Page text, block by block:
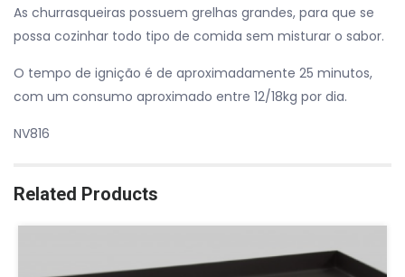
As churrasqueiras possuem grelhas grandes, para que se
possa cozinhar todo tipo de comida sem misturar o sabor.
O tempo de ignição é de aproximadamente 25 minutos,
com um consumo aproximado entre 12/18kg por dia.
NV816
Related Products